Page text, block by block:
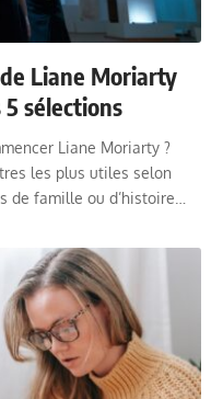
Liane Moriarty
5 sélections
Liane Moriarty ?
les plus utiles selon
de famille ou d’histoire…